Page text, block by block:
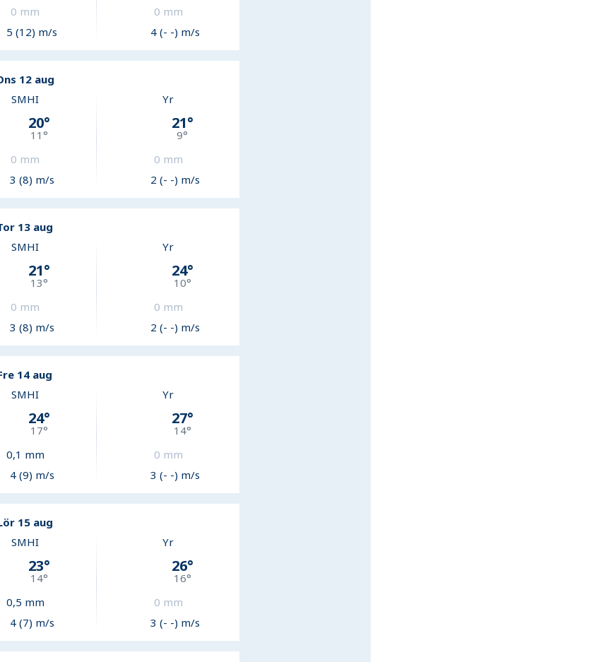
0 mm
5 (12) m/s
0 mm
4 (- -) m/s
12 aug
SMHI
20°
11 °
0 mm
3 (8) m/s
Yr
21°
9°
0 mm
2 (- -) m/s
13 aug
SMHI
21°
13°
0 mm
3 (8) m/s
Yr
24°
10°
0 mm
2 (- -) m/s
14 aug
SMHI
24°
17°
0,1 mm
4 (9) m/s
Yr
27°
14°
0 mm
3 (- -) m/s
15 aug
SMHI
23°
14°
0,5 mm
4 (7) m/s
Yr
26°
16°
0 mm
3 (- -) m/s